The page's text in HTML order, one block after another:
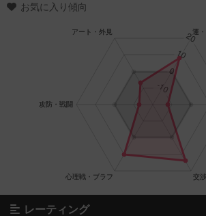
お気に入り傾向
レーティング